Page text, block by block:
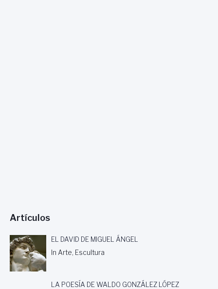
Artículos
EL DAVID DE MIGUEL ÁNGEL
In Arte, Escultura
LA POESÍA DE WALDO GONZÁLEZ LÓPEZ